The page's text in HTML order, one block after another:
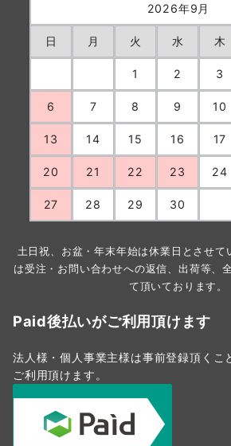
2026年9月
日 月 火 水 木
1 2 3
6 7 8 9 10
13 14 15 16 17
20 21 22 23 24
27 28 29 30
土日祝、お盆・年末年始は休業日とさせて
は受注・お問い合わせへの返信、出荷等、
て頂いております。
Paid後払いがご利用頂けます
法人様・個人事業主様は事前登録頂くこ
ご利用頂けます。